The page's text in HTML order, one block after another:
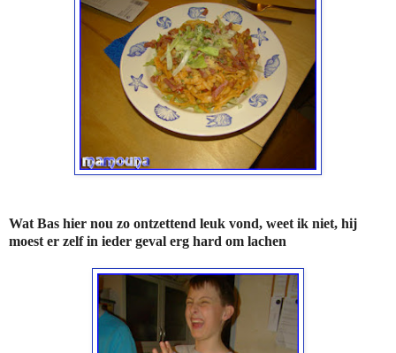
Wat Bas hier nou zo ontzettend leuk vond, weet ik niet, hij
moest er zelf in ieder geval erg hard om lachen